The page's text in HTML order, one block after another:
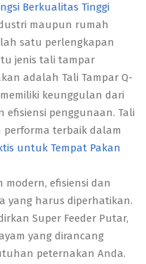
Berkualitas Tinggi
maupun rumah
satu perlengkapan
jenis tali tampar
adalah Tali Tampar Q-
keunggulan dari
efisiensi penggunaan. Tali
terbaik dalam
untuk Tempat Pakan
efisiensi dan
yang harus diperhatikan.
Super Feeder Putar,
yang dirancang
peternakan Anda.